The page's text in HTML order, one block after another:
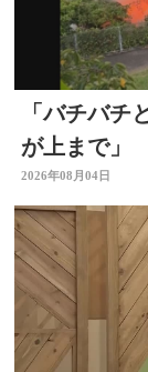
「バチバチ
が上まで」
事 大分
2026年08月04日